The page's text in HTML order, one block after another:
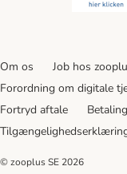
Om os Job hos
Forordning om digitale
Fortryd aftale
Betaling
© zooplus SE 2026